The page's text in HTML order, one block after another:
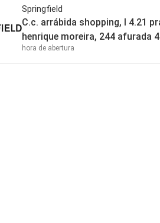
Springfield
C.c. arrábida shopping, l 4.21
henrique moreira, 244 afurada
Vila Nova de Gaia
hora de abertura